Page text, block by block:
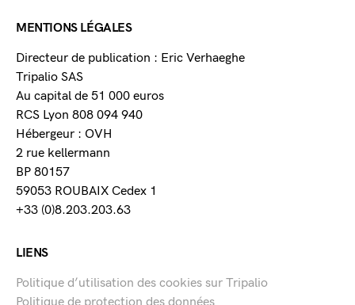
MENTIONS LÉGALES
Directeur de publication : Eric Verhaeghe
Tripalio SAS
Au capital de 51 000 euros
RCS Lyon 808 094 940
Hébergeur : OVH
2 rue kellermann
BP 80157
59053 ROUBAIX Cedex 1
+33 (0)8.203.203.63
LIENS
Politique d’utilisation des cookies sur Tripalio